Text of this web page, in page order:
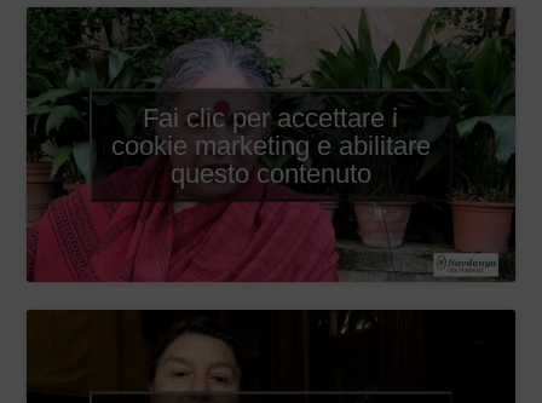
Fai clic per accettare i
cookie marketing e abilitare
questo contenuto